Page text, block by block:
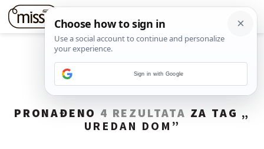
PRONAĐENO 4 REZULTATA ZA TAG „
UREDAN DOM ”
Sign in with Google